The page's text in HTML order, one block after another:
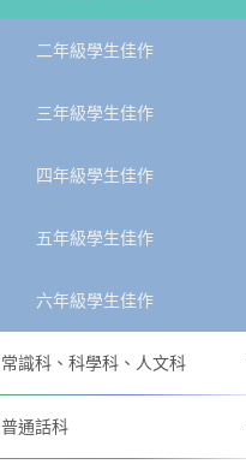
二年級學生佳作
三年級學生佳作
四年級學生佳作
五年級學生佳作
六年級學生佳作
常識科、科學科、人文科
普通話科